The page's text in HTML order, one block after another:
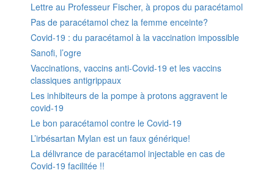
Lettre au Professeur Fischer, à propos du paracétamol
Pas de paracétamol chez la femme enceinte?
Covid-19 : du paracétamol à la vaccination impossible
Sanofi, l’ogre
Vaccinations, vaccins anti-Covid-19 et les vaccins
classiques antigrippaux
Les inhibiteurs de la pompe à protons aggravent le
covid-19
Le bon paracétamol contre le Covid-19
L’irbésartan Mylan est un faux générique!
La délivrance de paracétamol injectable en cas de
Covid-19 facilitée !!